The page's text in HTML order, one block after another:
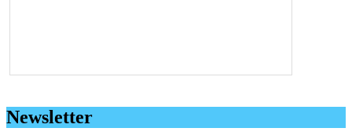
Newsletter